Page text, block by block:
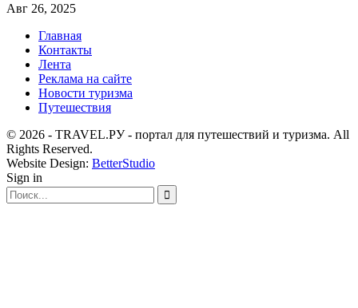
Авг 26, 2025
Главная
Контакты
Лента
Реклама на сайте
Новости туризма
Путешествия
© 2026 - TRAVEL.РУ - портал для путешествий и туризма. All
Rights Reserved.
Website Design: BetterStudio
Sign in